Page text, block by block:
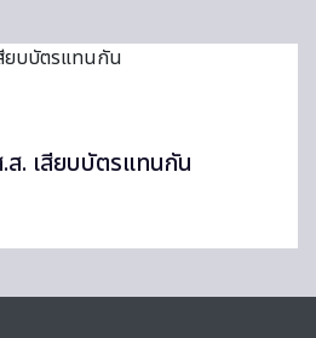
ส. เสียบบัตรแทนกัน